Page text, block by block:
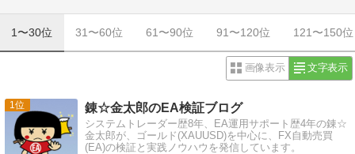
1〜30位 31〜60位 61〜90位 91〜120位 121〜150位
画像表示 文字表示
1 錬☆金太郎のEA検証ブログ
システムトレーダー歴8年、EA運用サポート歴4年の錬☆
金太郎が、ゴールド(XAUUSD)を中心に、FX自動売買
(EA)の検証と実践ノウハウを発信しています。